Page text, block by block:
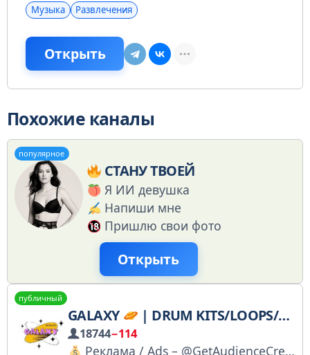
Музыка Развлечения
Открыть
Похожие каналы
популярное
СТАНУ ТВОЕЙ
Я ИИ девушка
Напиши мне
Пришлю свои фото
Открыть
публичный
GALAXY | DRUM KITS/LOOPS/PLUGINS
18744−114
Реклама / Ads – @GetAudienceCreator